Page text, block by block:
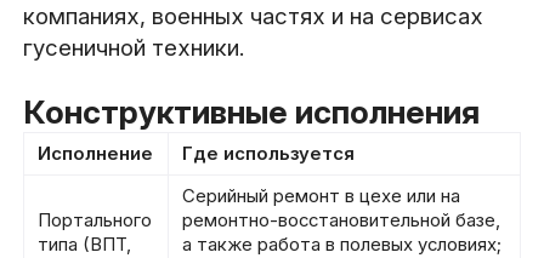
компаниях, военных частях и на сервисах
гусеничной техники.
Конструктивные исполнения
Исполнение Где используется
Портального
типа (ВПТ,
Серийный ремонт в цехе или на
ремонтно-восстановительной базе,
а также работа в полевых условиях;